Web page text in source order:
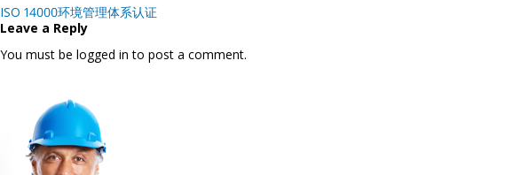
Post
navigation
ISO 14000环境管理体系认证
Leave a Reply
You must be logged in to post a comment.